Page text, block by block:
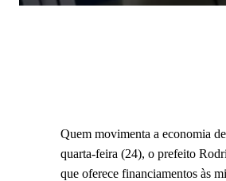
Quem movimenta a economia
quarta-feira (24), o prefeito
que oferece financiamentos às